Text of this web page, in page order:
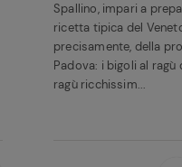
Spallino, impari a
ricetta tipica del
precisamente, della
Padova: i bigoli al ragù
ragù ricchissim...